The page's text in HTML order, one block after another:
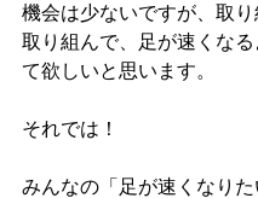
機会は少ないですが、取
取り組んで、足が速くな
て欲しいと思います。
それでは！
みんなの「足が速くなりた